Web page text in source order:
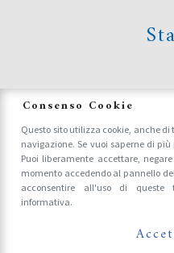
Accrediti
Consenso Cookie
Questo sito utilizza cookie, anche
navigazione. Se vuoi saperne di
Puoi liberamente accettare,
momento accedendo al pannello
acconsentire all'uso di queste
informativa.